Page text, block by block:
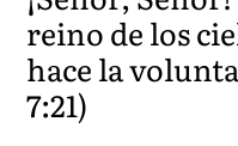
reino de los
hace la
7:21)